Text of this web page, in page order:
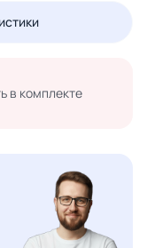
в комплекте